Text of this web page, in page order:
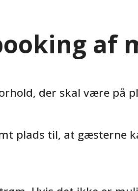
af
der skal være på
plads til, at gæsterne